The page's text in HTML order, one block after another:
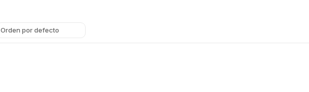
Orden por defecto